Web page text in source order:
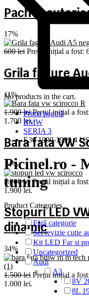
Pachet
17%
600lei Prețul inițial a fost:
Grila fagure
11%
1.900lei Prețul inițial a
1.700 lei.
Bara fata VW
14%
2.200lei Prețul inițial a
1.900 lei.
Stopuri LED
dinamic
34%
1.500lei Prețul inițial a
1.000 lei.
No products in the cart.
Prima pagină
BMW
SERIA 3
E36 1990-1999 4
Picinel.ro -
tuning
Product Categories
Fără categorie
Set revizie cutie
Kit LED Far si
Uncategorized
Audi
A3
8V
8L